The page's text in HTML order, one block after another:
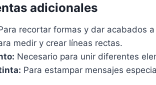
adicionales
recortar formas y dar acabados
medir y crear líneas rectas.
Necesario para unir diferentes
Para estampar mensajes